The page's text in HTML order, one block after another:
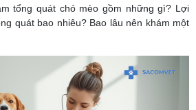
tổng quát chó mèo gồm những gì? Lợi
quát bao nhiêu? Bao lâu nên khám một